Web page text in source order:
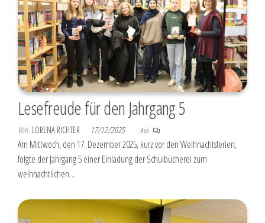
Lesefreude für den Jahrgang 5
Von LORENA RICHTER 17/12/2025 Aus
Am Mittwoch, den 17. Dezember 2025, kurz vor den Weihnachtsferien,
folgte der Jahrgang 5 einer Einladung der Schulbücherei zum
weihnachtlichen…